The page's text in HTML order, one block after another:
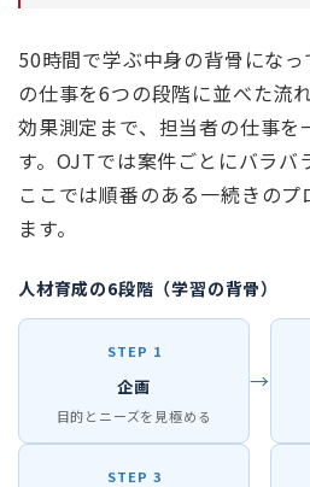
50時間で学ぶ中身の背骨にな
の仕事を6つの段階に並べた流
効果測定まで、担当者の仕事を
す。OJTでは案件ごとにバラバ
ここでは順番のある一続きの
ます。
人材育成の6段階（学習の背骨）
STEP 1
企画
目的とニーズを見極める
→
STEP 3